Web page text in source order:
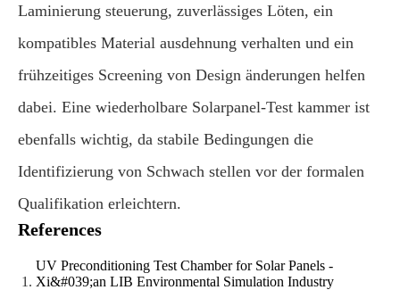
Laminierung steuerung, zuverlässiges Löten, ein
kompatibles Material ausdehnung verhalten und ein
frühzeitiges Screening von Design änderungen helfen
dabei. Eine wiederholbare Solarpanel-Test kammer ist
ebenfalls wichtig, da stabile Bedingungen die
Identifizierung von Schwach stellen vor der formalen
Qualifikation erleichtern.
References
UV Preconditioning Test Chamber for Solar Panels -
Xi&#039;an LIB Environmental Simulation Industry